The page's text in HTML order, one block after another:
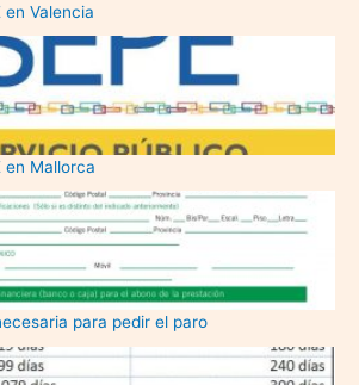
en Valencia
en Mallorca
para pedir el paro